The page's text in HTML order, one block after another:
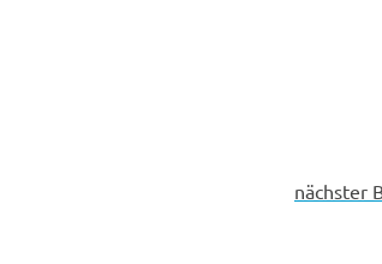
nächster